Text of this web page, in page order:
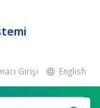
Girişi English